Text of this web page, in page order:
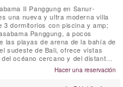
II Panggung en Sanur-
una nueva y ultra moderna villa
3 dormitorios con piscina y amp;
Panggung, a pocos
las playas de arena de la bahía de
sudeste de Bali, ofrece vistas
océano cercano y del distante
de Casabama Villas, que
Hacer una reservación